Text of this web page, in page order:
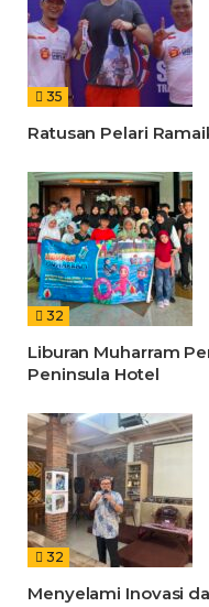
35
Ratusan Pelari
32
Liburan Muharram
Peninsula Hotel
32
Menyelami Inovasi